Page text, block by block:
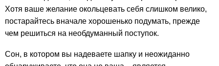
Хотя ваше желание окольцевать себя слишком велико,
постарайтесь вначале хорошенько подумать, прежде
чем решиться на необдуманный поступок.
Сон, в котором вы надеваете шапку и неожиданно